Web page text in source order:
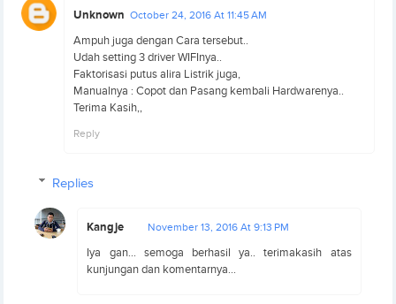
Unknown October 24, 2016 At 11:45 AM
Ampuh juga dengan Cara tersebut..
Udah setting 3 driver WIFInya..
Faktorisasi putus alira Listrik juga,
Manualnya : Copot dan Pasang kembali Hardwarenya..
Terima Kasih,,
Reply
Replies
Kangje November 13, 2016 At 9:13 PM
Iya gan... semoga berhasil ya.. terimakasih atas
kunjungan dan komentarnya...